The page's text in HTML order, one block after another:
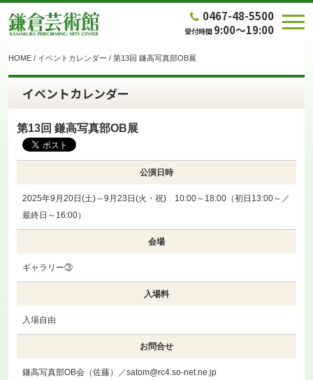
0467-48-5500
受付時間 9:00～19:00
HOME / イベントカレンダー / 第13回 鎌高写真部OB展
イベントカレンダー
第13回 鎌高写真部OB展
公演日時
2025年9月20日(土)～9月23日(火・祝) 10:00～18:00（初日13:00～／
最終日～16:00）
会場
ギャラリー③
入場料
入場自由
お問合せ
鎌高写真部OB会（佐藤）／satom@rc4.so-net.ne.jp